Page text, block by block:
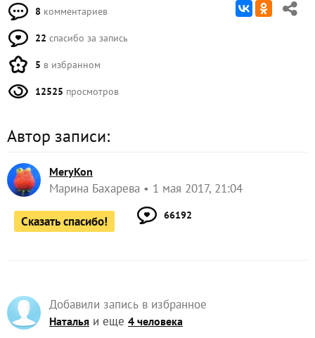
8 комментариев
22 спасибо за запись
5 в избранном
12525 просмотров
Автор записи:
MeryKon
Марина Бахарева 1 мая 2017, 21:04
Сказать спасибо! 66192
Добавили запись в избранное
Наталья и еще 4 человека